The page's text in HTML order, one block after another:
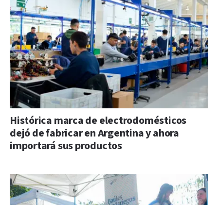
Histórica marca de electrodomésticos
dejó de fabricar en Argentina y ahora
importará sus productos